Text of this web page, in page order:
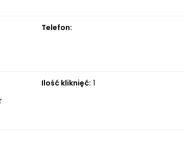
Telefon:
Ilość kliknięć: 1